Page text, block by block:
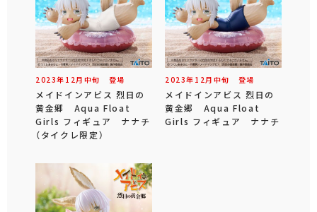
2023年 12 月 中旬 登場
メイドインアビス 烈日の
黄金郷 Aqua Float
Girls フィギュア ナナチ
（タイクレ限定）
2023年 12 月 中旬 登場
メイドインアビス 烈日の
黄金郷 Aqua Float
Girls フィギュア ナナチ